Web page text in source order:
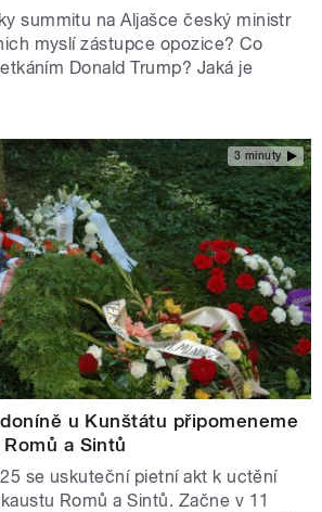
summitu na Aljašce český ministr
myslí zástupce opozice? Co
Donald Trump? Jaká je
3 minuty
u Kunštátu připomeneme
a Sintů
se uskuteční pietní akt k uctění
Romů a Sintů. Začne v 11